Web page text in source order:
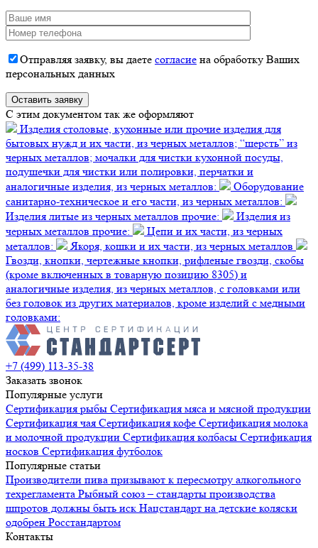
Отправляя заявку, вы даете согласие на обработку Ваших
персональных данных
C этим документом так же оформляют
Изделия столовые, кухонные или прочие изделия для
бытовых нужд и их части, из черных металлов; “шерсть” из
черных металлов; мочалки для чистки кухонной посуды,
подушечки для чистки или полировки, перчатки и
аналогичные изделия, из черных металлов:
Оборудование
санитарно-техническое и его части, из черных металлов:
Изделия литые из черных металлов прочие:
Изделия из
черных металлов прочие:
Цепи и их части, из черных
металлов:
Якоря, кошки и их части, из черных металлов
Гвозди, кнопки, чертежные кнопки, рифленые гвозди, скобы
(кроме включенных в товарную позицию 8305) и
аналогичные изделия, из черных металлов, с головками или
без головок из других материалов, кроме изделий с медными
головками:
+7 (499) 113-35-38
Заказать звонок
Популярные услуги
Сертификация рыбы Сертификация мяса и мясной продукции
Сертификация чая Сертификация кофе Сертификация молока
и молочной продукции Сертификация колбасы Сертификация
носков Сертификация футболок
Популярные статьи
Производители пива призывают к пересмотру алкогольного
техрегламента Рыбный союз – стандарты производства
шпротов должны быть иск Нацстандарт на детские коляски
одобрен Росстандартом
Контакты